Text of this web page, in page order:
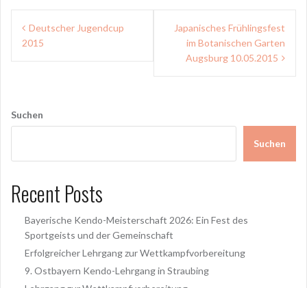
Beitragsnavigation
Deutscher Jugendcup
2015
Japanisches Frühlingsfest
im Botanischen Garten
Augsburg 10.05.2015
Suchen
Suchen
Recent Posts
Bayerische Kendo-Meisterschaft 2026: Ein Fest des
Sportgeists und der Gemeinschaft
Erfolgreicher Lehrgang zur Wettkampfvorbereitung
9. Ostbayern Kendo-Lehrgang in Straubing